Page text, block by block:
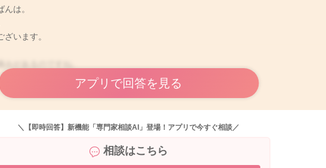
は。
います。
授乳中なのですね。
あるのかもしれないですね。乳腺のなかに作られた母乳が滞ってしまっていると、し
を感じることはあります。
アプリで回答を見る
＼【即時回答】新機能「専門家相談AI」登場！アプリで今すぐ相談／
相談はこちら